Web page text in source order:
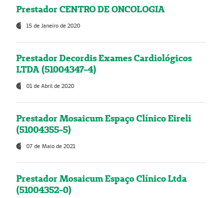
Prestador CENTRO DE ONCOLOGIA
15 de Janeiro de 2020
Prestador Decordis Exames Cardiológicos
LTDA (51004347-4)
01 de Abril de 2020
Prestador Mosaicum Espaço Clínico Eireli
(51004355-5)
07 de Maio de 2021
Prestador Mosaicum Espaço Clínico Ltda
(51004352-0)